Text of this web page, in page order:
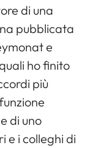
di una
pubblicata
e
ho finito
più
di uno
e i colleghi di